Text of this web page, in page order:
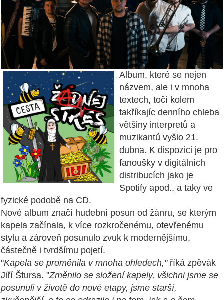
Album, které se nejen
názvem, ale i v mnoha
textech, točí kolem
takříkajíc denního chleba
většiny interpretů a
muzikantů vyšlo 21.
dubna. K dispozici je pro
fanoušky v digitálních
distribucích jako je
Spotify apod., a taky ve
fyzické podobě na CD.
Nové album značí hudební posun od žánru, se kterým
kapela začínala, k více rozkročenému, otevřenému
stylu a zároveň posunulo zvuk k modernějšímu,
částečně i tvrdšímu pojetí.
"Kapela se proměnila v mnoha ohledech," říká zpěvák
Jiří Štursa. "Změnilo se složení kapely, všichni jsme se
posunuli v životě do nové etapy, jsme starší,